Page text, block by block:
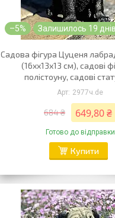
–5% Залишилось 19 днів
Садова фігура Цуценя
(16хх13х13 см), садові
полістоуну, садові
2977ч.de
684 ₴ 649,80 ₴
Готово до відправки
Купити